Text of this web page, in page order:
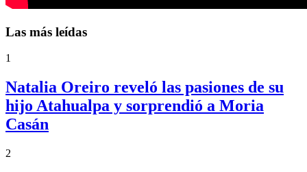
Las más leídas
1
Natalia Oreiro reveló las pasiones de su
hijo Atahualpa y sorprendió a Moria
Casán
2